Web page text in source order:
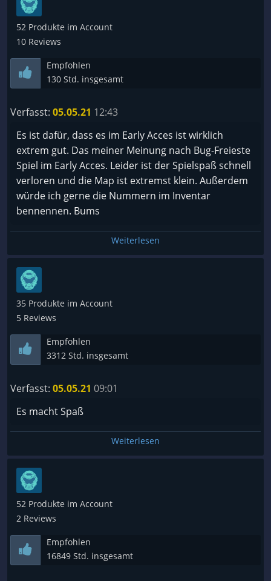
52 Produkte im Account
10 Reviews
Empfohlen
130 Std. insgesamt
Verfasst: 05.05.21 12:43
Es ist dafür, dass es im Early Acces ist wirklich
extrem gut. Das meiner Meinung nach Bug-Freieste
Spiel im Early Acces. Leider ist der Spielspaß schnell
verloren und die Map ist extremst klein. Außerdem
würde ich gerne die Nummern im Inventar
bennennen. Bums
Weiterlesen
35 Produkte im Account
5 Reviews
Empfohlen
3312 Std. insgesamt
Verfasst: 05.05.21 09:01
Es macht Spaß
Weiterlesen
52 Produkte im Account
2 Reviews
Empfohlen
16849 Std. insgesamt